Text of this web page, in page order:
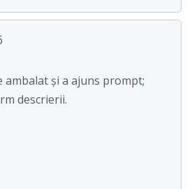
și a ajuns prompt;
descrierii.